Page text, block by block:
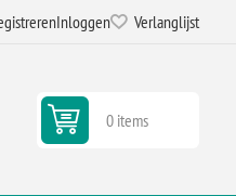
Inloggen Verlanglijst
0 items